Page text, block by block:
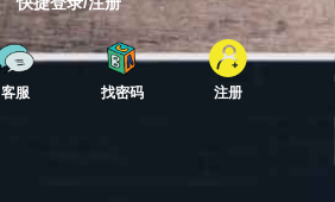
客服 找密码 注册